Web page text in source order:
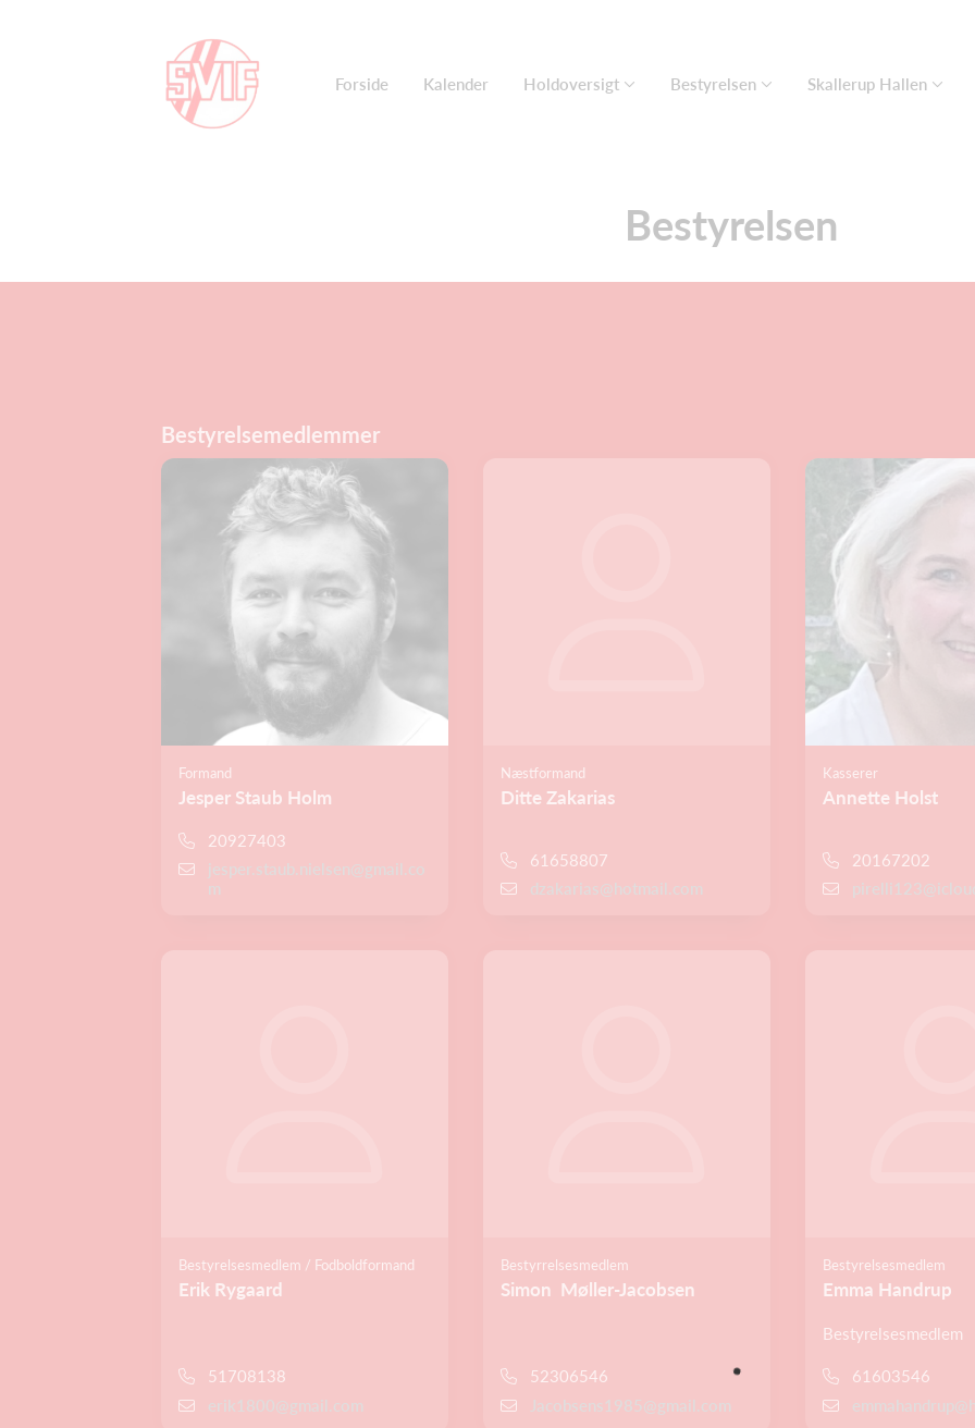
Forside Kalender Holdoversigt Bestyrelsen Skallerup Hallen
Bestyrelsen
Bestyrelsemedlemmer
Formand
Jesper Staub Holm
20927403
Næstformand
Ditte Zakarias
61658807
Kasserer
Annette Holst
20167202
Bestyrelsesmedlem / Fodboldformand
Erik Rygaard
51708138
Bestyrrelsesmedlem
Simon Møller-Jacobsen
52306546
Bestyrelsesmedlem
Emma Handrup
Bestyrelsesmedlem
61603546